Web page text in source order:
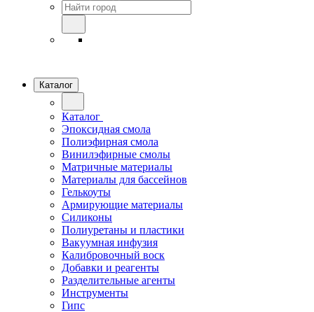
Каталог
Каталог
Эпоксидная смола
Полиэфирная смола
Винилэфирные смолы
Матричные материалы
Материалы для бассейнов
Гелькоуты
Армирующие материалы
Силиконы
Полиуретаны и пластики
Вакуумная инфузия
Калибровочный воск
Добавки и реагенты
Разделительные агенты
Инструменты
Гипс